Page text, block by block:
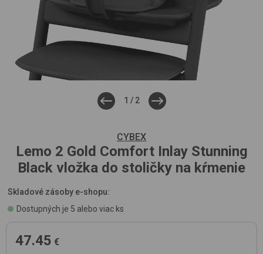
1 / 2
CYBEX
Lemo 2 Gold Comfort Inlay Stunning
Black vložka do stoličky na kŕmenie
Skladové zásoby e-shopu:
Dostupných je 5 alebo viac ks
47.45 €